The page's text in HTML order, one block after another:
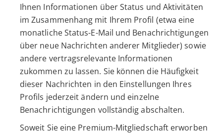
Ihnen Informationen über Status und Aktivitäten
im Zusammenhang mit Ihrem Profil (etwa eine
monatliche Status-E-Mail und Benachrichtigungen
über neue Nachrichten anderer Mitglieder) sowie
andere vertragsrelevante Informationen
zukommen zu lassen. Sie können die Häufigkeit
dieser Nachrichten in den Einstellungen Ihres
Profils jederzeit ändern und einzelne
Benachrichtigungen vollständig abschalten.
Soweit Sie eine Premium-Mitgliedschaft erworben